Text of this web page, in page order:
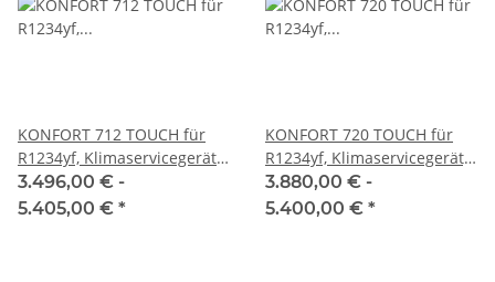
KONFORT 712 TOUCH für
R1234yf, Klimaservicegerät
Vollautomat TEXA
3.496,00 € -
5.405,00 € *
KONFORT 720 TOUCH für
R1234yf, Klimaservicegerät,
TEXA
3.880,00 € -
5.400,00 € *